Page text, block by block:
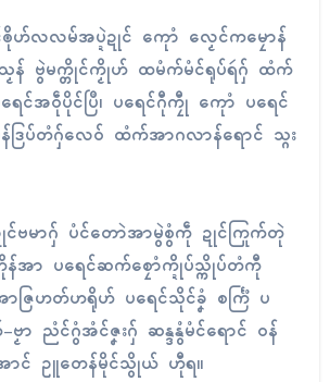
ဟ်လလမ်အပ္ဍဲဍုၚ် ကေုာံ လၟေၚ်ကမၠောန်
န် ဗွဲမက္တိုၚ်ကၟိုဟ် ထမံက်မံၚ်ရုပ်ရဴဂှ် ထံက်
ၚ်အဝဵုပိုၚ်ပြဳ၊ ပရေၚ်ဂီုကၠီု ကေုာံ ပရေၚ်
ဒြပ်တံဂှ်လေဝ် ထံက်အာဂလာန်ရောၚ် သ္ဂး
မာဂှ် ပံၚ်တောဲအာမွဲစွံကဵု ဍုၚ်ကြုက်တုဲ
အာ ပရေၚ်ဆက်စၠောံက္ဍိုပ်သ္ကိုပ်တံကီု
ဇြဟတ်ဟရိုဟ် ပရေၚ်သိုၚ်ခၞံ စင်္ကြံ ပ
ဗၟာ ညံၚ်ဂွံအံၚ်ဇၞးဂှ် ဆန္ဒနွံမံၚ်ရောၚ် ဝန်
အာၚ် ဥူတေန်မိုၚ်သွိုယ် ဟီုရ။